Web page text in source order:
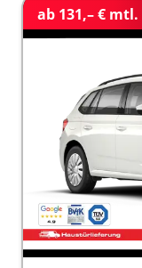
ab 131,– € mtl.